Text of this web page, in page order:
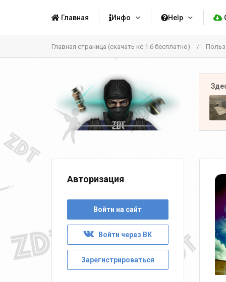
Главная Инфо Help
Главная страница (скачать кс 1.6 бесплатно) /
Авторизация
Войти на сайт
Войти через ВК
Зарегистрироваться